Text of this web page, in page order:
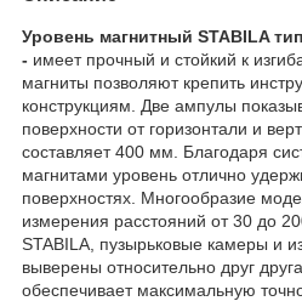
Уровень магнитный STABILA
- имеет прочный и стойкий к
магниты позволяют крепить
конструкциям. Две ампулы
поверхности от горизонтали и
составляет 400 мм. Благодаря
магнитами уровень отлично
поверхностях. Многообразие
измерения расстояний от 30 до
STABILA, пузырьковые камеры и
выверены относительно друг
обеспечивает максимальную